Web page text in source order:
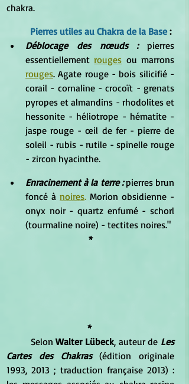
chakra.
Pierres utiles au Chakra de la Base :
Déblocage des nœuds : pierres
essentiellement rouges
rouges. Agate rouge - bois silicifié -
corail - cornaline - crocoït - grenats
pyropes et almandins - rhodolites et
hessonite - héliotrope - hématite -
jaspe rouge - œil de fer - pierre de
soleil - rubis - rutile - spinelle rouge
- zircon hyacinthe.
Enracinement à la terre : pierres brun
foncé à noires. Morion obsidienne -
onyx noir - quartz enfumé - schorl
(tourmaline noire) - tectites noires."
*
*
	Selon
Walter Lübeck, auteur de Les
Cartes des Chakras (édition originale
1993, 2013 ; traduction française 2013) :